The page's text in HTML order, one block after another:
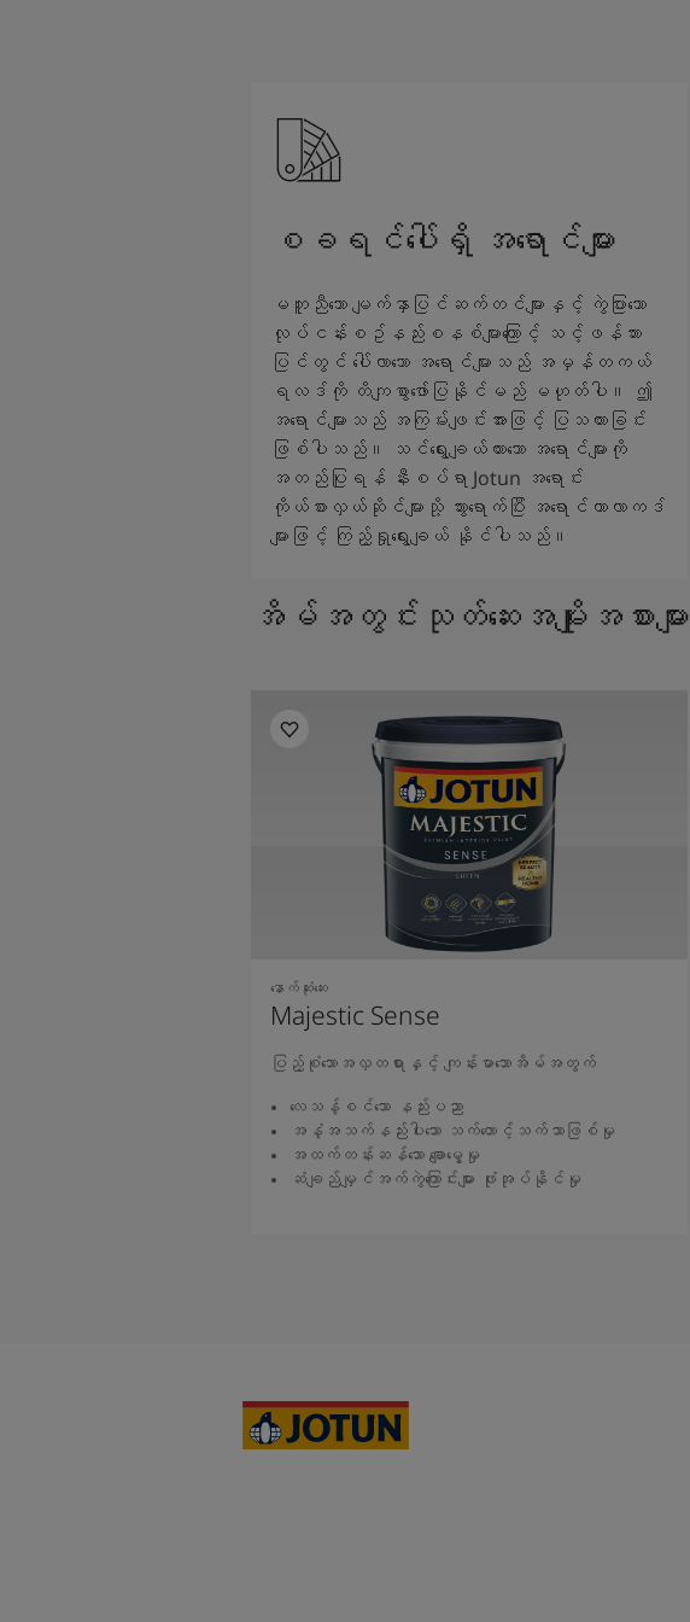
စခရင်ပေါ်ရှိ အရောင်များ
မတူညီသော မျက်နှာပြင်ဆက်တင်များနှင့် ကွဲပြားသော
လုပ်ငန်းစဥ်နည်းစနစ်များကြောင့် သင့်ဖန်သား
ပြင်တွင် ပေါ်လာသော အရောင်များသည် အမှန်တကယ်
ရလဒ်ကို တိကျစွာဖော်ပြနိုင်မည် မဟုတ်ပါ။ ဤ
အရောင်များသည် အကြမ်းဖျင်းအားဖြင့် ပြသထားခြင်း
ဖြစ်ပါသည်။ သင်ရွေးချယ်ထားသော အရောင်များကို
အတည်ပြုရန် နီးစပ်ရာ Jotun အရောင်း
ကိုယ်စားလှယ်ဆိုင်များသို့ သွားရောက်ပြီး အရောင်ကာလာကဒ်
များဖြင့် ကြည့်ရှုရွေးချယ် နိုင်ပါသည်။
အိမ်အတွင်းသုတ်ဆေးအမျိုးအစားများ
နောက်ဆုံးဆေး
Majestic Sense
ပြည့်စုံသောအလှတရားနှင့် ကျန်းမာသောအိမ်အတွက်
လေသန့်စင်သော နည်းပညာ
အနံ့အသက်နည်းပါးသော သက်တောင့်သက်သာဖြစ်မှု
အထက်တန်းဆန်သော ချောမွေ့မှု
ဆံချည်မျှင်အက်ကွဲကြောင်းများ ဖုံးအုပ်နိုင်မှု